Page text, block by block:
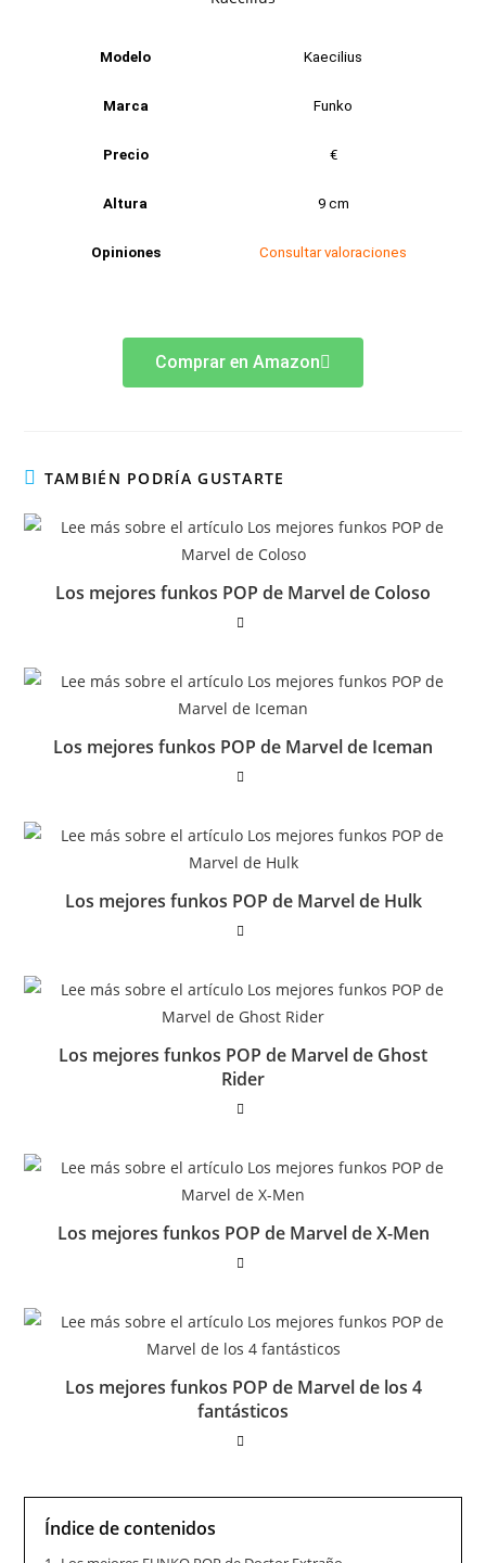
Modelo Kaecilius
Marca Funko
Precio €
Altura 9 cm
Opiniones Consultar valoraciones
Comprar en Amazon
TAMBIÉN PODRÍA GUSTARTE
Los mejores funkos POP de Marvel de Coloso
Los mejores funkos POP de Marvel de Iceman
Los mejores funkos POP de Marvel de Hulk
Los mejores funkos POP de Marvel de Ghost
Rider
Los mejores funkos POP de Marvel de X-Men
Los mejores funkos POP de Marvel de los 4
fantásticos
Índice de contenidos